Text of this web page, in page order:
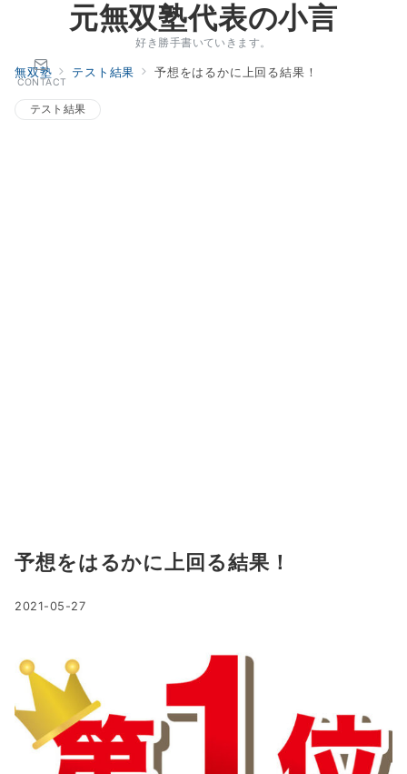
元無双塾代表の小言
好き勝手書いていきます。
CONTACT
無双塾 テスト結果 予想をはるかに上回る結果！
テスト結果
予想をはるかに上回る結果！
2021-05-27